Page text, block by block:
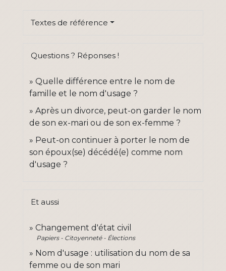
Textes de référence
Questions ? Réponses !
Quelle différence entre le nom de
famille et le nom d'usage ?
Après un divorce, peut-on garder le nom
de son ex-mari ou de son ex-femme ?
Peut-on continuer à porter le nom de
son époux(se) décédé(e) comme nom
d'usage ?
Et aussi
Changement d'état civil
Papiers - Citoyenneté - Élections
Nom d'usage : utilisation du nom de sa
femme ou de son mari